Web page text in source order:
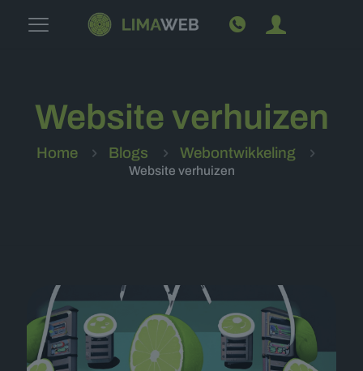
Website verhuizen
Home Blogs Webontwikkeling
Website verhuizen